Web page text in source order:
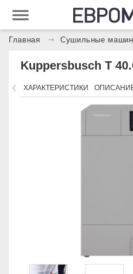
Главная Сушильные
Kuppersbusch T
ХАРАКТЕРИСТИКИ